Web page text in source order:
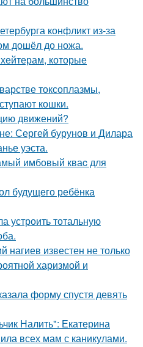
конфликт из-за
дошёл до ножа.
которые
токсоплазмы,
кошки.
движений?
Сергей бурунов и Дилара
уэста.
имбовый кваc для
будущего ребёнка
устроить тотальную
нагиев известен не только
харизмой и
форму спустя девять
Налить": Екатерина
всех мам с каникулами.